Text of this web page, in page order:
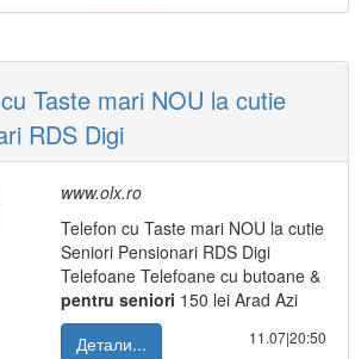
Taste mari NOU la cutie
RDS Digi
www.olx.ro
Telefon cu Taste mari NOU la cutie
Seniori Pensionari RDS Digi
Telefoane Telefoane cu butoane &
pentru seniori 150 lei Arad Azi
Детали...
11.07|20:50